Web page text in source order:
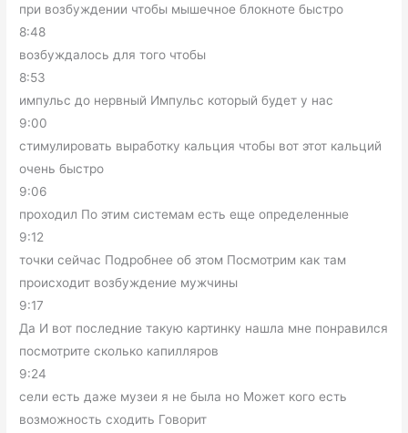
при возбуждении чтобы мышечное блокноте быстро
8:48
возбуждалось для того чтобы
8:53
импульс до нервный Импульс который будет у нас
9:00
стимулировать выработку кальция чтобы вот этот кальций
очень быстро
9:06
проходил По этим системам есть еще определенные
9:12
точки сейчас Подробнее об этом Посмотрим как там
происходит возбуждение мужчины
9:17
Да И вот последние такую картинку нашла мне понравился
посмотрите сколько капилляров
9:24
сели есть даже музеи я не была но Может кого есть
возможность сходить Говорит